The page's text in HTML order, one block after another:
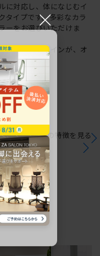
に対応し、体になじむイ
タイプです。多彩なカラ
ーをお選びいただけま
る美しいデザインが、オ
シリーズの特徴を見る
×